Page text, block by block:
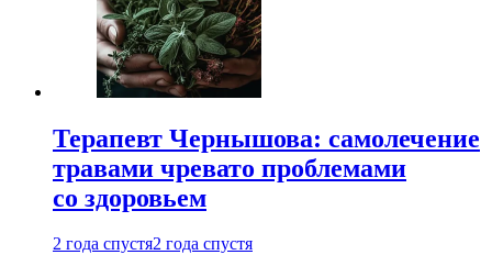
Терапевт Чернышова: самолечение
травами чревато проблемами
со здоровьем
2 года спустя2 года спустя